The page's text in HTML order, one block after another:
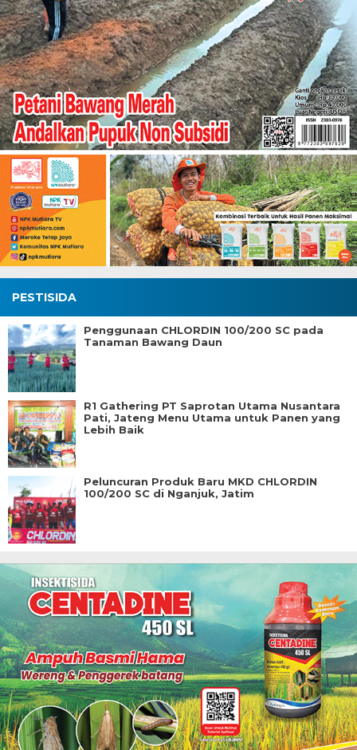
PESTISIDA
Penggunaan CHLORDIN 100/200 SC pada
Tanaman Bawang Daun
R1 Gathering PT Saprotan Utama Nusantara
Pati, Jateng Menu Utama untuk Panen yang
Lebih Baik
Peluncuran Produk Baru MKD CHLORDIN
100/200 SC di Nganjuk, Jatim